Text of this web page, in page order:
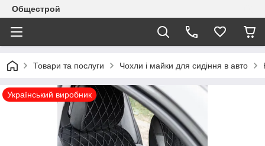
Общестрой
Товари та послуги Чохли і майки для сидіння в авто
Український виробник